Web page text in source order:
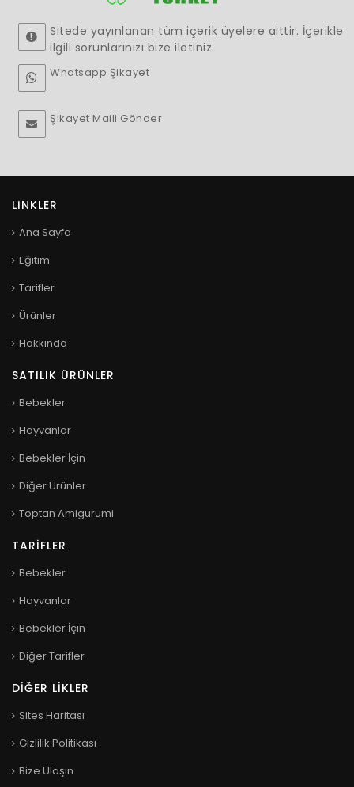
Sitede yayınlanan tüm içerik üyelere aittir. İçerikle
ilgili sorunlarınızı bize iletiniz.
Whatsapp Şikayet
Şikayet Maili Gönder
LINKLER
Ana Sayfa
Eğitim
Tarifler
Ürünler
Hakkında
SATILIK ÜRÜNLER
Bebekler
Hayvanlar
Bebekler İçin
Diğer Ürünler
Toptan Amigurumi
TARIFLER
Bebekler
Hayvanlar
Bebekler İçin
Diğer Tarifler
DIĞER LIKLER
Sites Haritası
Gizlilik Politikası
Bize Ulaşın